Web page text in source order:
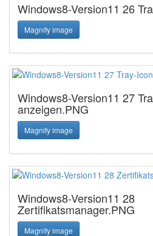
Windows8-Version11 26
Magnify image
Windows8-Version11 27
anzeigen.PNG
Magnify image
Windows8-Version11 28
Zertifikatsmanager.PNG
Magnify image